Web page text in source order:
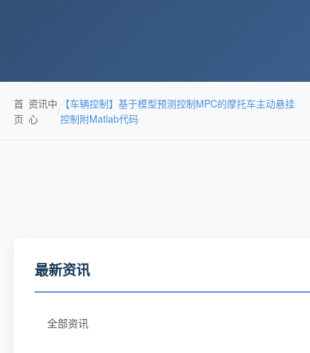
首
页
资讯中
心
/
【车辆控制】基于模型预测控制MPC的摩托车主动悬挂
控制附Matlab代码
最新资讯
全部资讯